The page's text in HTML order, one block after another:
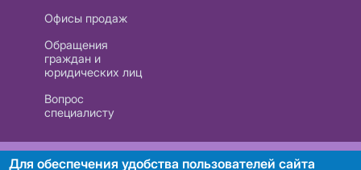
Офисы продаж
Обращения
граждан и
юридических лиц
Вопрос
специалисту
РУП «Белтелеком». УНП 101007741
Для обеспечения удобства пользователей сайта